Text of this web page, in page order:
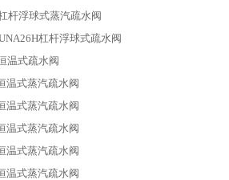
杆浮球式蒸汽疏水阀
杠杆浮球式疏水阀
温式疏水阀
温式蒸汽疏水阀
温式蒸汽疏水阀
温式蒸汽疏水阀
温式蒸汽疏水阀
温式蒸汽疏水阀